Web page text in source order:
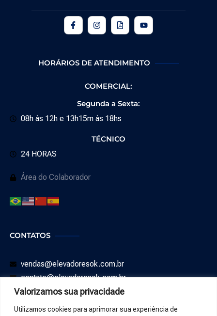
Valorizamos sua privacidade
Utilizamos cookies para aprimorar sua experiência de
HORÁRIOS DE ATENDIMENTO
COMERCIAL:
Segunda a Sexta:
08h às 12h e 13h15m às 18hs
TÉCNICO
24 HORAS
Área do Colaborador
CONTATOS
vendas@elevadoresok.com.br
contato@elevadoresok.com.br
SAC: 0800 008 0544
WHATSAPP